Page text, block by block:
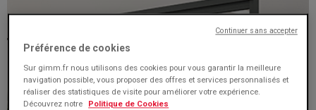
Préférence de cookies
Sur gimm.fr nous utilisons des cookies pour vous garantir la meilleure
navigation possible, vous proposer des offres et services personnalisés et
réaliser des statistiques de visite pour améliorer votre expérience.
Découvrez notre
Politique de Cookies
Continuer sans accepter